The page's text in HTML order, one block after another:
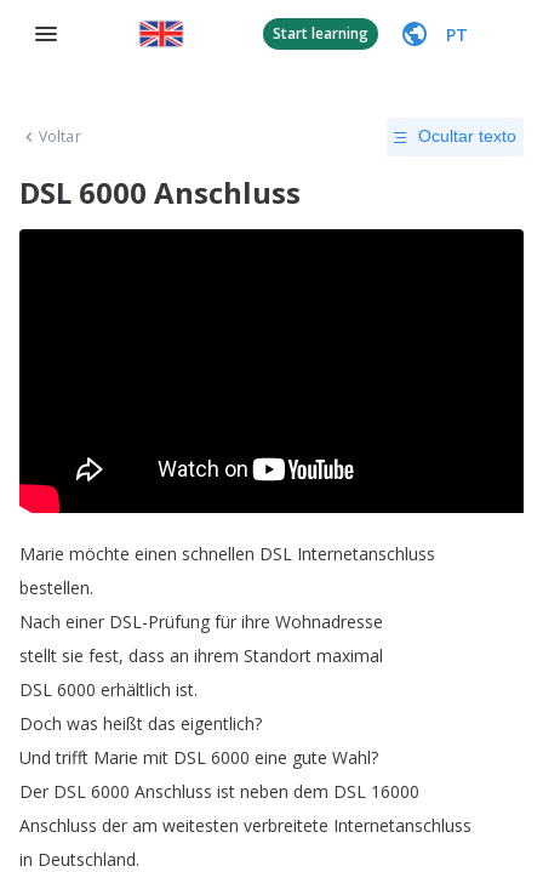
Start learning PT
Voltar Ocultar texto
DSL 6000 Anschluss
Marie möchte einen schnellen DSL Internetanschluss
bestellen.
Nach einer DSL-Prüfung für ihre Wohnadresse
stellt sie fest, dass an ihrem Standort maximal
DSL 6000 erhältlich ist.
Doch was heißt das eigentlich?
Und trifft Marie mit DSL 6000 eine gute Wahl?
Der DSL 6000 Anschluss ist neben dem DSL 16000
Anschluss der am weitesten verbreitete Internetanschluss
in Deutschland.